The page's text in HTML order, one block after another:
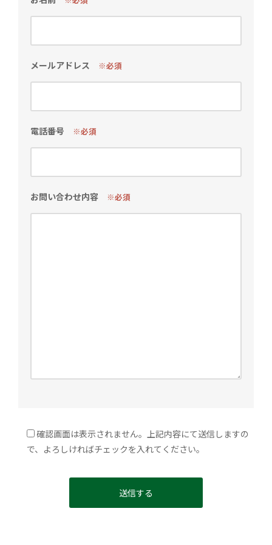
メールアドレス ※必須
電話番号 ※必須
お問い合わせ内容 ※必須
確認画面は表示されません。上記内容にて送信しますの
で、よろしければチェックを入れてください。